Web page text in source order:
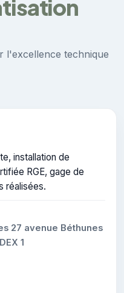
l'excellence technique
installation de
RGE, gage de
réalisées.
27 avenue Béthunes
1